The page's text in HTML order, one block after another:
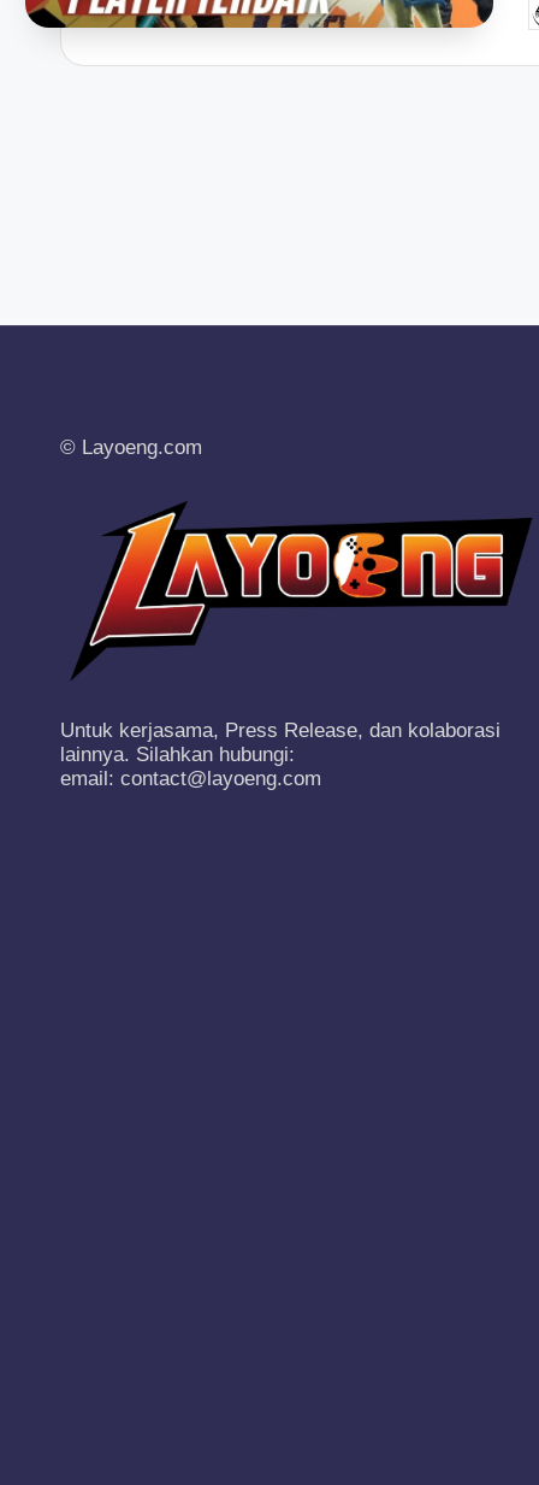
© Layoeng.com
Untuk kerjasama, Press Release, dan kolaborasi
lainnya. Silahkan hubungi:
email: contact@layoeng.com